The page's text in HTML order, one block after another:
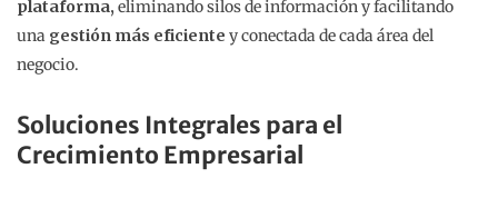
plataforma, eliminando silos de información y facilitando
una gestión más eficiente y conectada de cada área del
negocio.
Soluciones Integrales para el
Crecimiento Empresarial